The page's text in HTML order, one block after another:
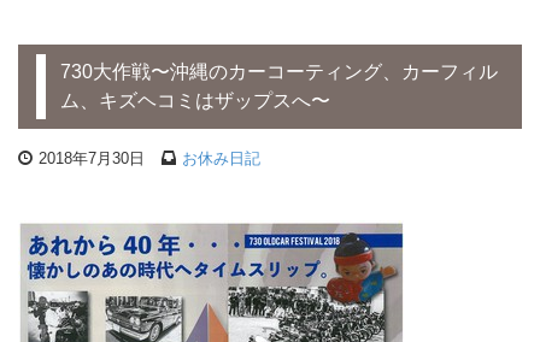
730大作戦〜沖縄のカーコーティング、カーフィル
ム、キズヘコミはザップスへ〜
2018年7月30日 お休み日記